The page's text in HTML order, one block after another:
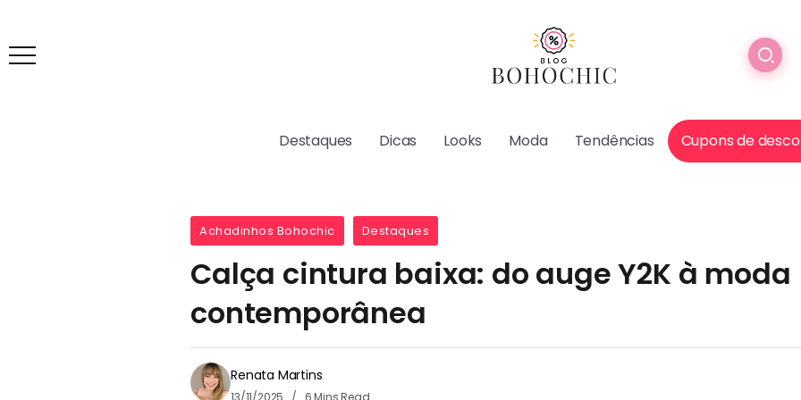
Destaques Dicas Looks Moda Tendências Cupons de
Achadinhos Bohochic Destaques
Calça cintura baixa: do auge Y2K à moda
contemporânea
Renata Martins
13/11/2025 6 Mins Read